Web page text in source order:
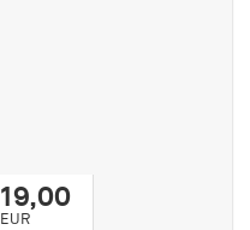
19,00
EUR